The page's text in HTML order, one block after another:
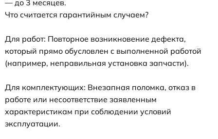
— до 3 месяцев.
Что считается гарантийным случаем?
Для работ: Повторное возникновение дефекта,
который прямо обусловлен с выполненной работой
(например, неправильная установка запчасти).
Для комплектующих: Внезапная поломка, отказ в
работе или несоответствие заявленным
характеристикам при соблюдении условий
эксплуатации.